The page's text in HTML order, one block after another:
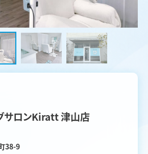
サロンKiratt 津山店
38-9